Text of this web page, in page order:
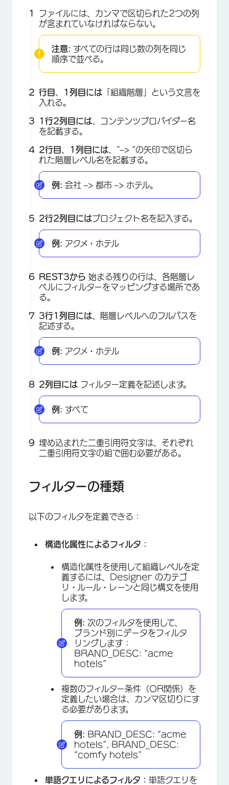
×
ファイルには、カンマで区切られた2つの列
が含まれていなければならない。
注意: すべての行は同じ数の列を同じ
順序で並べる。
行目 1列目には 「組織階層」という文言を
入れる。
1行2列目には 、コンテンツプロバイダー名
を記載する。
2行目 1列目には 、”–> “の矢印で区切ら
れた階層レベル名を記載する。
例: 会社 –> 都市 –> ホテル。
2行2列目にはプロジェクト名を記入する。
例: アクメ・ホテル
REST3から 始まる残りの行は、各階層レ
ベルにフィルターをマッピングする場所であ
る。
3行1列目には 、階層レベルへのフルパスを
記述する。
例: アクメ・ホテル
2列目には フィルター定義を記述します。
例: すべて
埋め込まれた二重引用符文字は、それぞれ
二重引用符文字の組で囲む必要がある。
フィルターの種類
以下のフィルタを定義できる：
構造化属性によるフィルタ：
構造化属性を使用して組織レベルを定
義するには、Designer のカテゴ
リ・ルール・レーンと同じ構文を使用
します。
例: 次のフィルタを使用して、
ブランド別にデータをフィルタ
リングします：
BRAND_DESC: “acme
hotels”
複数のフィルター条件（OR関係）を
定義したい場合は、カンマ区切りにす
る必要があります。
例: BRAND_DESC: “acme
hotels”, BRAND_DESC:
“comfy hotels”
単語クエリによるフィルタ： 単語クエリを